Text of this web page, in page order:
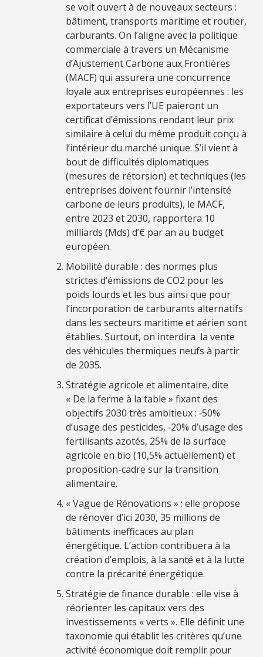
se voit ouvert à de nouveaux secteurs :
bâtiment, transports maritime et routier,
carburants. On l’aligne avec la politique
commerciale à travers un Mécanisme
d’Ajustement Carbone aux Frontières
(MACF) qui assurera une concurrence
loyale aux entreprises européennes : les
exportateurs vers l’UE paieront un
certificat d’émissions rendant leur prix
similaire à celui du même produit conçu à
l’intérieur du marché unique. S’il vient à
bout de difficultés diplomatiques
(mesures de rétorsion) et techniques (les
entreprises doivent fournir l’intensité
carbone de leurs produits), le MACF,
entre 2023 et 2030, rapportera 10
milliards (Mds) d’€ par an au budget
européen.
Mobilité durable : des normes plus
strictes d’émissions de CO2 pour les
poids lourds et les bus ainsi que pour
l’incorporation de carburants alternatifs
dans les secteurs maritime et aérien sont
établies. Surtout, on interdira la vente
des véhicules thermiques neufs à partir
de 2035.
Stratégie agricole et alimentaire, dite
« De la ferme à la table » fixant des
objectifs 2030 très ambitieux : ‑50%
d’usage des pesticides, ‑20% d’usage des
fertilisants azotés, 25% de la surface
agricole en bio (10,5% actuellement) et
proposition-cadre sur la transition
alimentaire.
« Vague de Rénovations » : elle propose
de rénover d’ici 2030, 35 millions de
bâtiments inefficaces au plan
énergétique. L’action contribuera à la
création d’emplois, à la santé et à la lutte
contre la précarité énergétique.
Stratégie de finance durable : elle vise à
réorienter les capitaux vers des
investissements « verts ». Elle définit une
taxonomie qui établit les critères qu’une
activité économique doit remplir pour